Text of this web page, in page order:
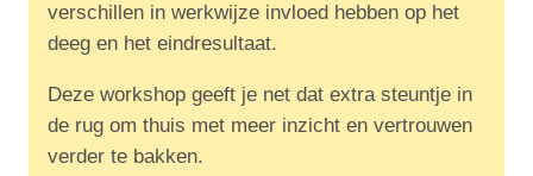
verschillen in werkwijze invloed hebben op het
deeg en het eindresultaat.
Deze workshop geeft je net dat extra steuntje in
de rug om thuis met meer inzicht en vertrouwen
verder te bakken.